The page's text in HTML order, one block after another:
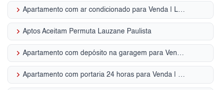
keyboard_arrow_right Apartamento com ar condicionado para Venda | Lauzane Paulista
keyboard_arrow_right Aptos Aceitam Permuta Lauzane Paulista
keyboard_arrow_right Apartamento com depósito na garagem para Venda | Lauzane Paulista
keyboard_arrow_right Apartamento com portaria 24 horas para Venda | Lauzane Paulista